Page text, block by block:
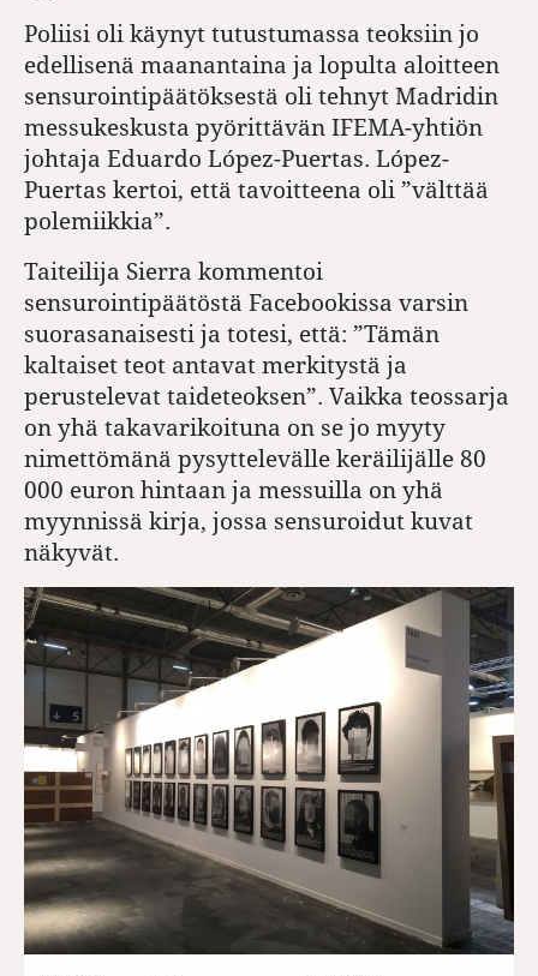
Poliisi oli käynyt tutustumassa teoksiin jo
edellisenä maanantaina ja lopulta aloitteen
sensurointipäätöksestä oli tehnyt Madridin
messukeskusta pyörittävän IFEMA-yhtiön
johtaja Eduardo López-Puertas. López-
Puertas kertoi, että tavoitteena oli ”välttää
polemiikkia”.
Taiteilija Sierra kommentoi
sensurointipäätöstä Facebookissa varsin
suorasanaisesti ja totesi, että: ”Tämän
kaltaiset teot antavat merkitystä ja
perustelevat taideteoksen”. Vaikka teossarja
on yhä takavarikoituna on se jo myyty
nimettömänä pysyttelevälle keräilijälle 80
000 euron hintaan ja messuilla on yhä
myynnissä kirja, jossa sensuroidut kuvat
näkyvät.